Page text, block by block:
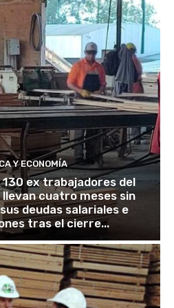
Y ECONOMÍA
130 ex trabajadores del
cuatro meses sin
deudas salariales e
tras el cierre...